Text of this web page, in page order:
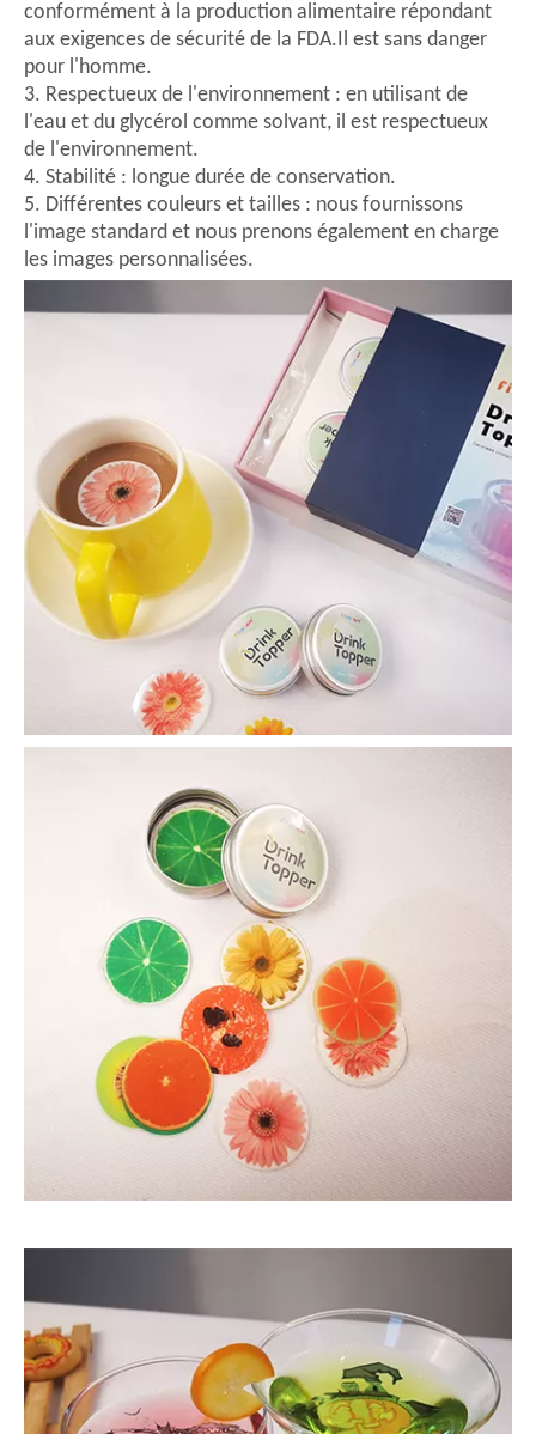
conformément à la production alimentaire répondant
aux exigences de sécurité de la FDA.Il est sans danger
pour l'homme.
3. Respectueux de l'environnement : en utilisant de
l'eau et du glycérol comme solvant, il est respectueux
de l'environnement.
4. Stabilité : longue durée de conservation.
5. Différentes couleurs et tailles : nous fournissons
l'image standard et nous prenons également en charge
les images personnalisées.